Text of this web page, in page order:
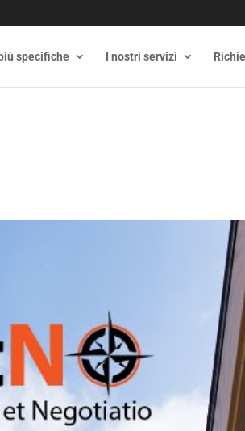
specifiche I nostri servizi